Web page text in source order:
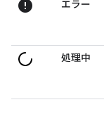
error エラー
処理中